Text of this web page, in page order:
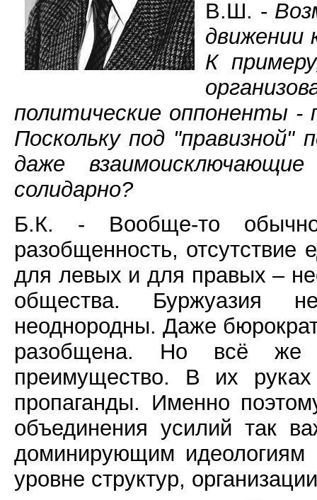
В.Ш. -
движении
К
политические оппоненты -
Поскольку под
даже
солидарно?
Б.К. - Вообще-то
разобщенность,
для левых и для правых –
общества. Буржуазия
неоднородны. Даже
разобщена. Но всё же
преимущество. В их руках
пропаганды. Именно
объединения усилий так
доминирующим
уровне структур,